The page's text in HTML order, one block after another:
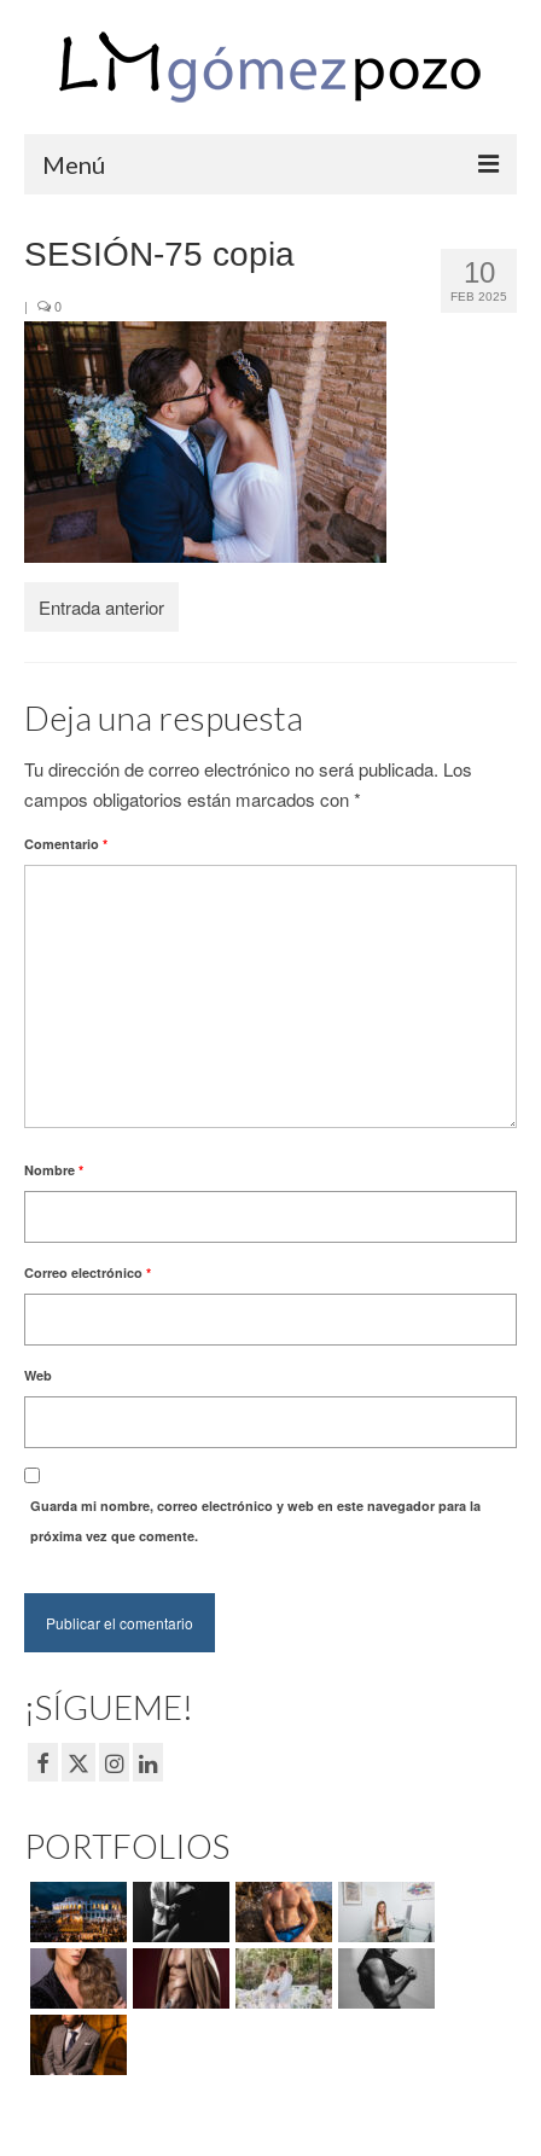
Menú
PORTFOLIO
COMUNIONES
CORPORATIVAS
SEMANA SANTA
BLOG
SOBRE LM
10
FEB 2025
SESIÓN-75 copia
| 0
Entrada anterior
Deja una respuesta
Tu dirección de correo electrónico no será publicada. Los
campos obligatorios están marcados con*
Comentario *
Nombre *
Correo electrónico *
Web
Guarda mi nombre, correo electrónico y web en este navegador para la
próxima vez que comente.
¡SÍGUEME!
PORTFOLIOS